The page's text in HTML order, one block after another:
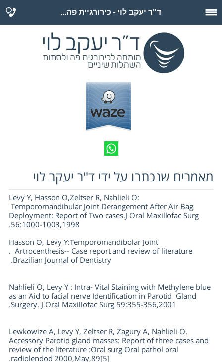
ד"ר יעקב לוי - כירורגיית פה...
Levy Y, Hasson O,Zeltser R, Nahlieli O:
Temporomandibular Joint Derangement After Air Bag
Deployment: Report of Two cases.J Oral Maxillofac Surg
56:1000-1003,1998.
Hasson O, Levy Y:Temporomandibolar Joint
Artrocenthesis-- Case report and review of literature .
Brazilian Journal of Dentistry.
Nahlieli O, Levy Y : Intra- Vital Staining with Methylene blue
as an Aid to facial nerve Identification in Parotid Gland
Surgery. J Oral Maxillofac Surg 59:355-356,2001.
Lewkowize A, Levy Y, Zeltser R, Zagury A, Nahlieli O.
Accessory Parotid gland masses: Report of three cases and
review of the literature :Oral surg Oral pathol oral
radiolendod 2000,May,89[5].
מאמרים שנכתבו על ידי ד"ר יעקב לוי